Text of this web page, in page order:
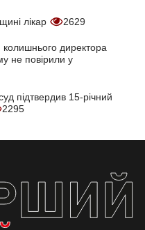
лікар 2629
колишнього директора
не повірили у
підтвердив 15-річний
2295